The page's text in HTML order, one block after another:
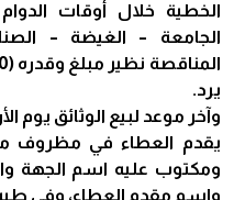
الخطية خلال أوقات
الجامعة – الغيضة –
يرد.
وآخر موعد لبيع الوثائق يوم الأربعاء
يقدم العطاء في مظروف
ومكتوب عليه اسم الجهة
واسم مقدم العطاء، وفي طيه